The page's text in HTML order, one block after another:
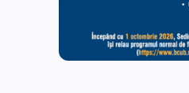
Selectare şi listare